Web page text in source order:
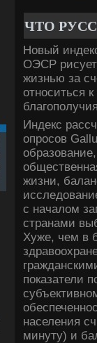
ЧТО
Новый
ОЭСР рисует
жизнью за
относиться
Индекс
опросов
жизни,
с началом
странами
Хуже, чем в
показатели
населения
минуту) и